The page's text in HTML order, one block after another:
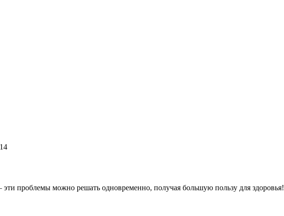
проблемы можно решать одновременно, получая большую пользу для здоровья!